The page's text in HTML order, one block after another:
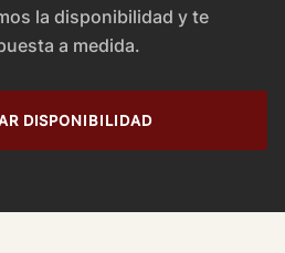
la disponibilidad y te
a medida.
DISPONIBILIDAD